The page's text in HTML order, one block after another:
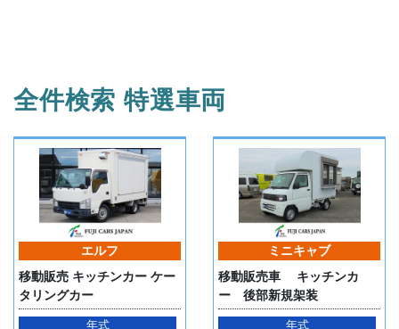
全件検索 特選車両
エルフ
移動販売 キッチンカー ケー
タリングカー
年式
ミニキャブ
移動販売車 キッチンカ
ー 後部新規架装
年式